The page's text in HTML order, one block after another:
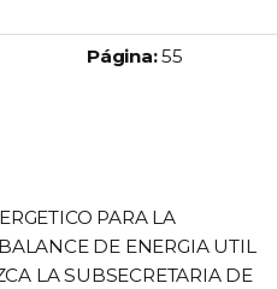
Oficial número:
Página: 55
PARA LA
DE ENERGIA UTIL
LA SUBSECRETARIA DE